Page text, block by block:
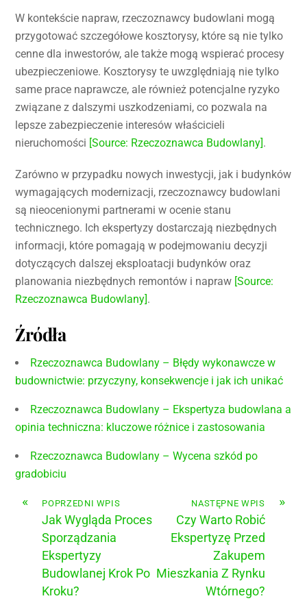
W kontekście napraw, rzeczoznawcy budowlani mogą
przygotować szczegółowe kosztorysy, które są nie tylko
cenne dla inwestorów, ale także mogą wspierać procesy
ubezpieczeniowe. Kosztorysy te uwzględniają nie tylko
same prace naprawcze, ale również potencjalne ryzyko
związane z dalszymi uszkodzeniami, co pozwala na
lepsze zabezpieczenie interesów właścicieli
nieruchomości [Source: Rzeczoznawca Budowlany].
Zarówno w przypadku nowych inwestycji, jak i budynków
wymagających modernizacji, rzeczoznawcy budowlani
są nieocenionymi partnerami w ocenie stanu
technicznego. Ich ekspertyzy dostarczają niezbędnych
informacji, które pomagają w podejmowaniu decyzji
dotyczących dalszej eksploatacji budynków oraz
planowania niezbędnych remontów i napraw [Source:
Rzeczoznawca Budowlany].
Źródła
Rzeczoznawca Budowlany – Błędy wykonawcze w
budownictwie: przyczyny, konsekwencje i jak ich unikać
Rzeczoznawca Budowlany – Ekspertyza budowlana a
opinia techniczna: kluczowe różnice i zastosowania
Rzeczoznawca Budowlany – Wycena szkód po
gradobiciu
« POPRZEDNI WPIS
Jak Wygląda Proces
Sporządzania
Ekspertyzy
Budowlanej Krok Po
Kroku?
»
NASTĘPNE WPIS
Czy Warto Robić
Ekspertyzę Przed
Zakupem
Mieszkania Z Rynku
Wtórnego?